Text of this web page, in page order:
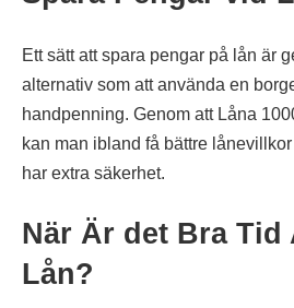
Ett sätt att spara pengar på lån är
alternativ som att använda en
handpenning. Genom att Låna
kan man ibland få bättre
har extra säkerhet.
När Är det Bra Tid
Lån?